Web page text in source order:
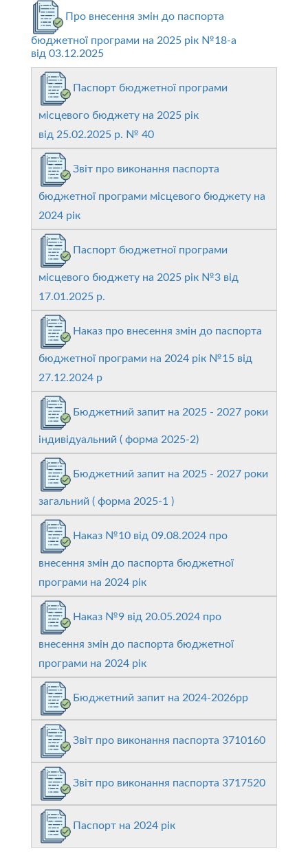
Про внесення змін до паспорта
бюджетної програми на 2025 рік №18-a
від 03.12.2025
Паспорт бюджетної програми
місцевого бюджету на 2025 рік
від 25.02.2025 р. № 40
Звіт про виконання паспорта
бюджетної програми місцевого бюджету на
2024 рік
Паспорт бюджетної програми
місцевого бюджету на 2025 рік №3 від
17.01.2025 р.
Наказ про внесення змін до паспорта
бюджетної програми на 2024 рік №15 від
27.12.2024 р
Бюджетний запит на 2025 - 2027 роки
індивідуальний ( форма 2025-2)
Бюджетний запит на 2025 - 2027 роки
загальний ( форма 2025-1 )
Наказ №10 від 09.08.2024 про
внесення змін до паспорта бюджетної
програми на 2024 рік
Наказ №9 від 20.05.2024 про
внесення змін до паспорта бюджетної
програми на 2024 рік
Бюджетний запит на 2024-2026рр
Звіт про виконання паспорта 3710160
Звіт про виконання паспорта 3717520
Паспорт на 2024 рік